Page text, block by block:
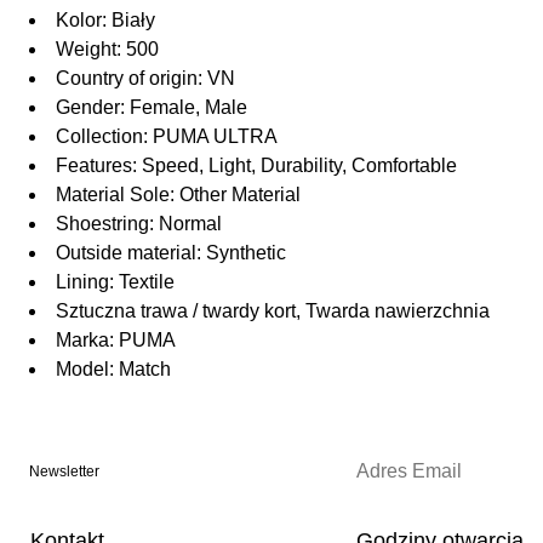
Kolor: Biały
Weight: 500
Country of origin: VN
Gender: Female, Male
Collection: PUMA ULTRA
Features: Speed, Light, Durability, Comfortable
Material Sole: Other Material
Shoestring: Normal
Outside material: Synthetic
Lining: Textile
Sztuczna trawa / twardy kort, Twarda nawierzchnia
Marka: PUMA
Model: Match
Newsletter